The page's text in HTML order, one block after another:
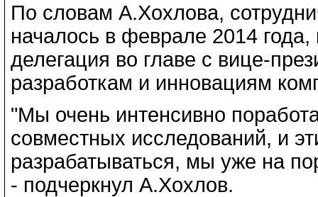
По словам А.Хохлова,
началось в феврале 2014 года,
делегация во главе с вице-
разработкам и инновациям
"Мы очень интенсивно
совместных исследований, и
разрабатываться, мы уже на
- подчеркнул А.Хохлов.